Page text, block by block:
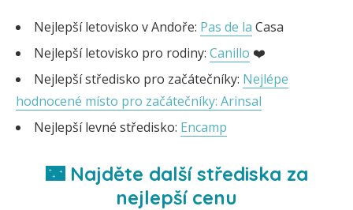
Nejlepší letovisko v Andoře: Pas de la Casa
Nejlepší letovisko pro rodiny: Canillo ❤️
Nejlepší středisko pro začátečníky: Nejlépe
hodnocené místo pro začátečníky: Arinsal
Nejlepší levné středisko: Encamp
🌃 Najděte další střediska za
nejlepší cenu